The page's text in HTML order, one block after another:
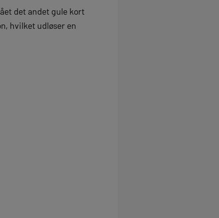
det andet gule kort
hvilket udløser en